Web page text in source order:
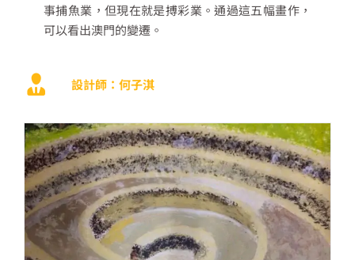
事捕魚業，但現在就是搏彩業。通過這五幅畫作，
可以看出澳門的變遷。
設計師：何子淇